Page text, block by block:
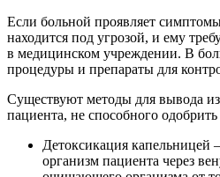
Если больной проявляет
находится под угрозой, и ему
в медицинском учреждении. В
процедуры и препараты для
Существуют методы для вывода из
пациента, не способного
Детоксикация капельницей
организм пациента через